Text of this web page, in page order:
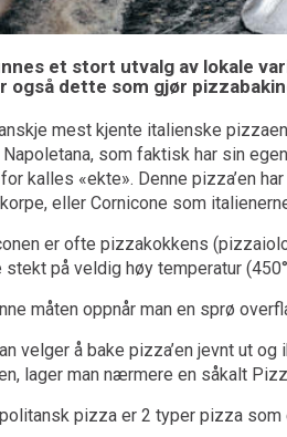
et stort utvalg av lokale
også dette som gjør
mest kjente italienske
som faktisk har sin
kalles «ekte». Denne pizza’en
eller Cornicone som
er ofte pizzakokkens
stekt på veldig høy temperatur
måten oppnår man en sprø
velger å bake pizza’en jevnt ut
lager man nærmere en såkalt
pizza er 2 typer pizza som